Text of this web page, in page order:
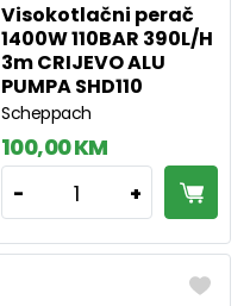
Visokotlačni perač
1400W 110BAR 390L/H
3m CRIJEVO ALU
PUMPA SHD110
Scheppach
100,00 KM
- 1 +